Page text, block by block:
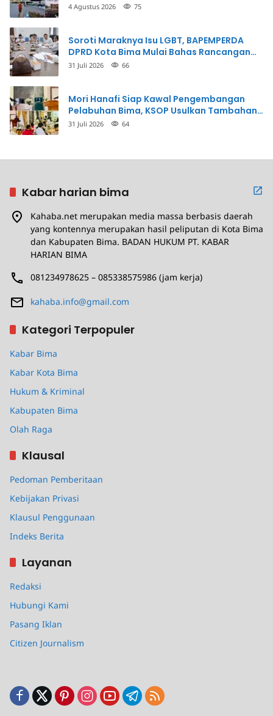
4 Agustus 2026 75
Soroti Maraknya Isu LGBT, BAPEMPERDA
DPRD Kota Bima Mulai Bahas Rancangan
Perda Pencegahan
31 Juli 2026 66
Mori Hanafi Siap Kawal Pengembangan
Pelabuhan Bima, KSOP Usulkan Tambahan
Dermaga Rp400 Miliar
31 Juli 2026 64
Kabar harian bima
Kahaba.net merupakan media massa berbasis daerah
yang kontennya merupakan hasil peliputan di Kota Bima
dan Kabupaten Bima. BADAN HUKUM PT. KABAR
HARIAN BIMA
081234978625 – 085338575986 (jam kerja)
kahaba.info@gmail.com
Kategori Terpopuler
Kabar Bima
Kabar Kota Bima
Hukum & Kriminal
Kabupaten Bima
Olah Raga
Klausal
Pedoman Pemberitaan
Kebijakan Privasi
Klausul Penggunaan
Indeks Berita
Layanan
Redaksi
Hubungi Kami
Pasang Iklan
Citizen Journalism